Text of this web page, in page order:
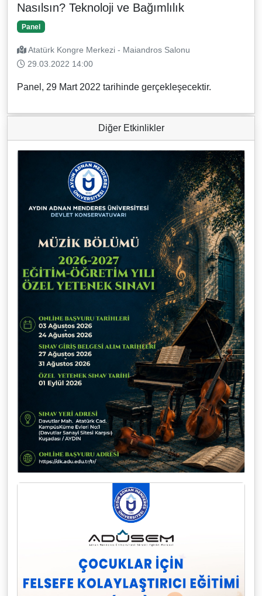
Nasılsın? Teknoloji ve Bağımlılık
Panel
Atatürk Kongre Merkezi - Maiandros Salonu
29.03.2022 14:00
Panel, 29 Mart 2022 tarihinde gerçekleşecektir.
Diğer Etkinlikler